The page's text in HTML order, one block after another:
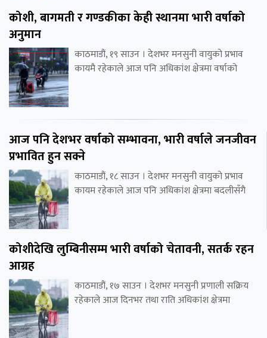
कोशी, बागमती र गण्डकीका केही स्थानमा भारी वर्षाको
अनुमान
काठमाडौं, १९ साउन । देशभर मनसुनी वायुको प्रभाव
कायमै रहेकाले आज पनि अधिकांश क्षेत्रमा वर्षाको
आज पनि देशभर वर्षाको सम्भावना, भारी वर्षाले जनजीवन
प्रभावित हुन सक्ने
काठमाडौं, १८ साउन । देशभर मनसुनी वायुको प्रभाव
कायम रहेकाले आज पनि अधिकांश क्षेत्रमा बदलीसँगै
कोशीदेखि लुम्बिनीसम्म भारी वर्षाको चेतावनी, सतर्क रहन
आग्रह
काठमाडौं, १७ साउन । देशभर मनसुनी प्रणाली सक्रिय
रहेकाले आज दिनभर तथा राति अधिकांश क्षेत्रमा